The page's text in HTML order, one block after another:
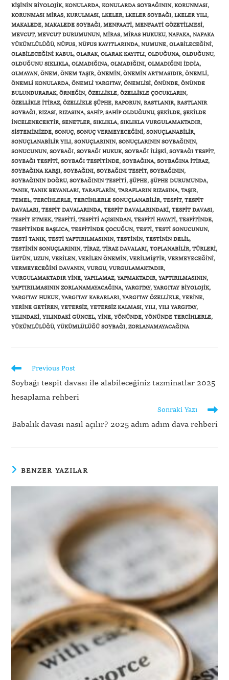
KIŞININ BIYOLOJIK, KONULARDA, KONULARDA SOYBAĞININ, KORUNMASI,
KORUNMASI MIRAS, KURULMASI, LKELER, LKELER SOYBAĞI, LKELER YILI,
MAKALEDE, MAKALEDE SOYBAĞI, MENFAATI, MENFAATI GÖZETILMESI,
MEVCUT, MEVCUT DURUMUNUN, MIRAS, MIRAS HUKUKU, NAFAKA, NAFAKA
YÜKÜMLÜLÜĞÜ, NÜFUS, NÜFUS KAYITLARINDA, NUMUNE, OLABILECEĞINI,
OLABILECEĞINI KABUL, OLARAK, OLARAK KAYITLI, OLDUĞUNA, OLDUĞUNU,
OLDUĞUNU SIKLIKLA, OLMADIĞINA, OLMADIĞINI, OLMADIĞINI IDDIA,
OLMAYAN, ÖNEM, ÖNEM TAŞIR, ÖNEMIN, ÖNEMIN ARTMASIDIR, ÖNEMLI,
ÖNEMLI KONULARDA, ÖNEMLI YARGITAY, ÖNEMLISI, ÖNÜNDE, ÖNÜNDE
BULUNDURARAK, ÖRNEĞIN, ÖZELLIKLE, ÖZELLIKLE ÇOCUKLARIN,
ÖZELLIKLE ITIRAZ, ÖZELLIKLE ŞÜPHE, RAPORUN, RASTLANIR, RASTLANIR
SOYBAĞI, RIZASI, RIZASINA, SAHIP, SAHIP OLDUĞUNU, ŞEKILDE, ŞEKILDE
INCELENECEKTIR, SENETLER, SIKLIKLA, SIKLIKLA VURGULAMAKTADIR,
SISTEMIMIZDE, SONUÇ, SONUÇ VERMEYECEĞINI, SONUÇLANABILIR,
SONUÇLANABILIR YILI, SONUÇLARININ, SONUÇLARININ SOYBAĞININ,
SONUCUNUN, SOYBAĞI, SOYBAĞI HUKUK, SOYBAĞI ILIŞKI, SOYBAĞI TESPIT,
SOYBAĞI TESPITI, SOYBAĞI TESPITINDE, SOYBAĞINA, SOYBAĞINA ITIRAZ,
SOYBAĞINA KARŞI, SOYBAĞINI, SOYBAĞINI TESPIT, SOYBAĞININ,
SOYBAĞININ DOĞRU, SOYBAĞININ TESPITI, ŞÜPHE, ŞÜPHE DURUMUNDA,
TANIK, TANIK BEYANLARI, TARAFLARIN, TARAFLARIN RIZASINA, TAŞIR,
TEMEL, TERCIHLERLE, TERCIHLERLE SONUÇLANABILIR, TESPIT, TESPIT
DAVALARI, TESPIT DAVALARINDA, TESPIT DAVALARINDAKI, TESPIT DAVASI,
TESPIT ETMEK, TESPITI, TESPITI AÇISINDAN, TESPITI HAYATI, TESPITINDE,
TESPITINDE BAŞLICA, TESPITINDE ÇOCUĞUN, TESTI, TESTI SONUCUNUN,
TESTI TANIK, TESTI YAPTIRILMASININ, TESTININ, TESTININ DELIL,
TESTININ SONUÇLARININ, TIRAZ, TIRAZ DAVALARI, TOPLANABILIR, TÜRLERI,
ÜSTÜN, UZUN, VERILEN, VERILEN ÖNEMIN, VERILMIŞTIR, VERMEYECEĞINI,
VERMEYECEĞINI DAVANIN, VURGU, VURGULAMAKTADIR,
VURGULAMAKTADIR YINE, YAPILAMAZ, YAPMAKTADIR, YAPTIRILMASININ,
YAPTIRILMASININ ZORLANAMAYACAĞINA, YARGITAY, YARGITAY BIYOLOJIK,
YARGITAY HUKUK, YARGITAY KARARLARI, YARGITAY ÖZELLIKLE, YERINE,
YERINE GETIREN, YETERSIZ, YETERSIZ KALMASI, YILI, YILI YARGITAY,
YILINDAKI, YILINDAKI GÜNCEL, YINE, YÖNÜNDE, YÖNÜNDE TERCIHLERLE,
YÜKÜMLÜLÜĞÜ, YÜKÜMLÜLÜĞÜ SOYBAĞI, ZORLANAMAYACAĞINA
Previous Post
Soybağı tespit davası ile alabileceğiniz tazminatlar 2025
hesaplama rehberi
Sonraki Yazı
Babalık davası nasıl açılır? 2025 adım adım dava rehberi
BENZER YAZILAR